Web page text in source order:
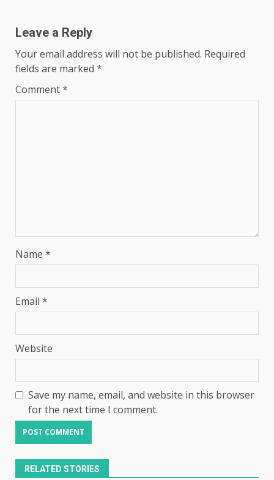
Leave a Reply
Your email address will not be published. Required
fields are marked *
Comment*
Name *
Email *
Website
Save my name, email, and website in this browser
for the next time I comment.
RELATED STORIES